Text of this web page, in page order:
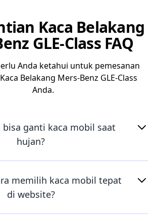
Kaca Belakang
GLE-Class FAQ
Anda ketahui untuk pemesanan
Belakang Mers-Benz GLE-Class
Anda.
bisa ganti kaca mobil saat
hujan?
memilih kaca mobil tepat
di website?